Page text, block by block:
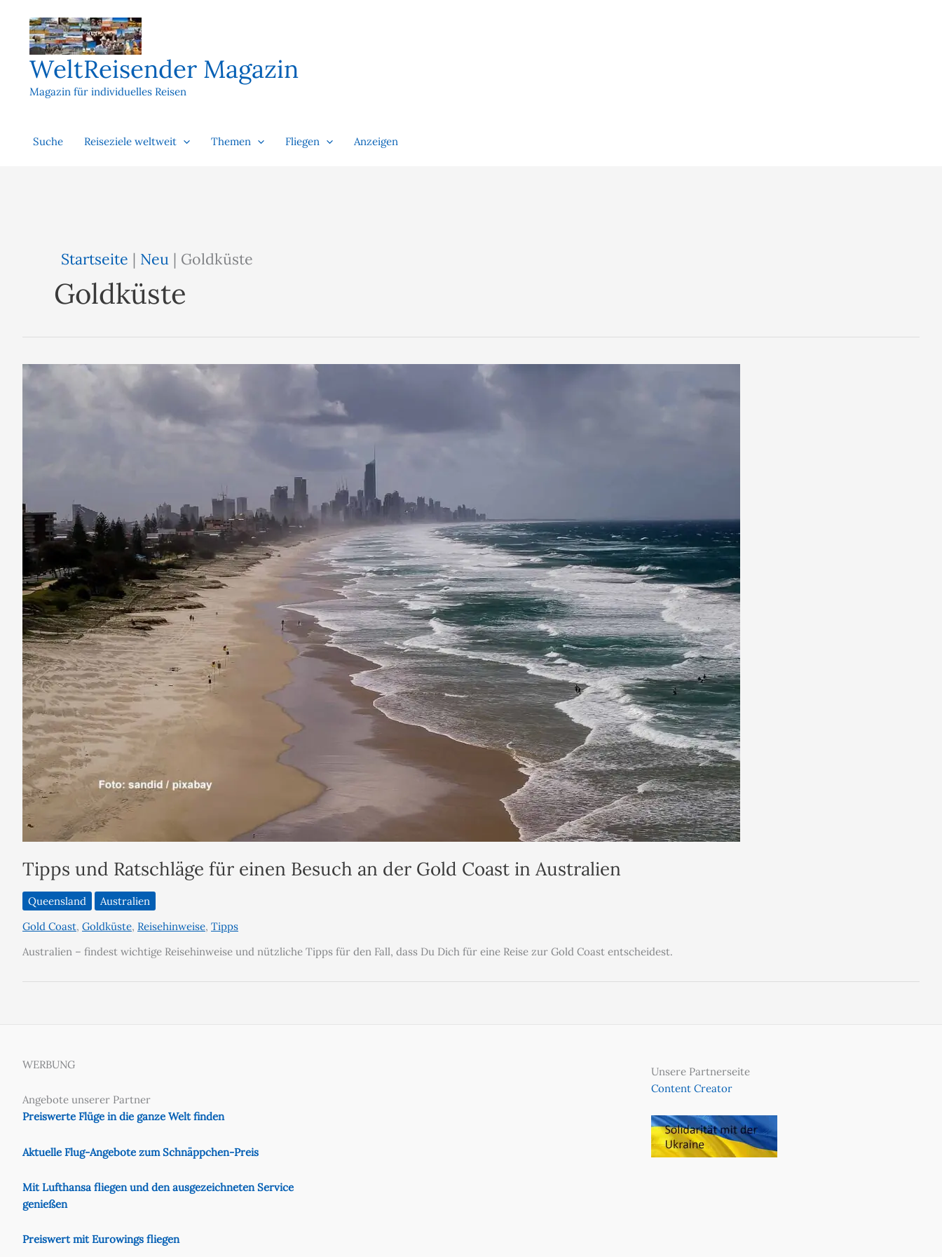
springen
WeltReisender Magazin
Magazin für individuelles Reisen
Suche Reiseziele weltweit Themen Fliegen Anzeigen
Startseite | Neu | Goldküste
Goldküste
Tipps und Ratschläge für einen Besuch an der Gold Coast in Australien
Queensland
Australien
Gold Coast, Goldküste, Reisehinweise, Tipps
Australien – findest wichtige Reisehinweise und nützliche Tipps für den Fall, dass Du Dich für eine Reise zur Gold Coast entscheidest.
WERBUNG
Angebote unserer Partner
Preiswerte Flüge in die ganze Welt finden
Aktuelle Flug-Angebote zum Schnäppchen-Preis
Mit Lufthansa fliegen und den ausgezeichneten Service
genießen
Preiswert mit Eurowings fliegen
Unsere Partnerseite
Content Creator